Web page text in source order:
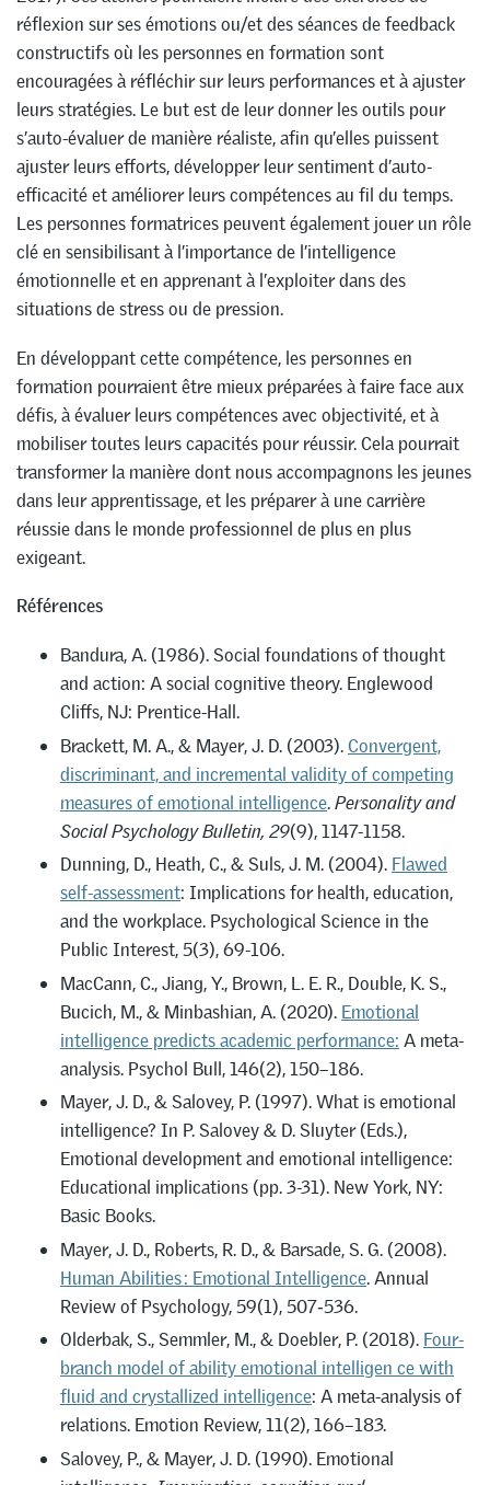
réflexion sur ses émotions ou/et des séances de feedback
constructifs où les personnes en formation sont
encouragées à réfléchir sur leurs performances et à ajuster
leurs stratégies. Le but est de leur donner les outils pour
s’auto-évaluer de manière réaliste, afin qu’elles puissent
ajuster leurs efforts, développer leur sentiment d’auto-
efficacité et améliorer leurs compétences au fil du temps.
Les personnes formatrices peuvent également jouer un rôle
clé en sensibilisant à l’importance de l’intelligence
émotionnelle et en apprenant à l’exploiter dans des
situations de stress ou de pression.
En développant cette compétence, les personnes en
formation pourraient être mieux préparées à faire face aux
défis, à évaluer leurs compétences avec objectivité, et à
mobiliser toutes leurs capacités pour réussir. Cela pourrait
transformer la manière dont nous accompagnons les jeunes
dans leur apprentissage, et les préparer à une carrière
réussie dans le monde professionnel de plus en plus
exigeant.
Références
Bandura, A. (1986). Social foundations of thought
and action: A social cognitive theory. Englewood
Cliffs, NJ: Prentice-Hall.
Brackett, M. A., & Mayer, J. D. (2003).Convergent,
discriminant, and incremental validity of competing
measures of emotional intelligence.Personality and
Social Psychology Bulletin, 29(9), 1147-1158.
Dunning, D., Heath, C., & Suls, J. M. (2004). Flawed
self-assessment: Implications for health, education,
and the workplace. Psychological Science in the
Public Interest, 5(3), 69-106.
MacCann, C., Jiang, Y., Brown, L. E. R., Double, K. S.,
Bucich, M., & Minbashian, A. (2020). Emotional
intelligence predicts academic performance: A meta-
analysis. Psychol Bull, 146(2), 150–186.
Mayer, J. D., & Salovey, P. (1997). What is emotional
intelligence? In P. Salovey & D. Sluyter (Eds.),
Emotional development and emotional intelligence:
Educational implications (pp. 3-31). New York, NY:
Basic Books.
Mayer, J. D., Roberts, R. D., & Barsade, S. G. (2008).
Human Abilities : Emotional Intelligence. Annual
Review of Psychology, 59(1), 507‑536.
Olderbak, S., Semmler, M., & Doebler, P. (2018). Four-
branch model of ability emotional intelligen ce with
fluid and crystallized intelligence: A meta-analysis of
relations. Emotion Review, 11(2), 166–183.
Salovey, P., & Mayer, J. D. (1990). Emotional